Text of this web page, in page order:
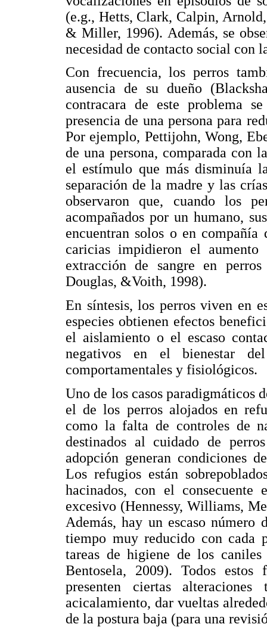
(e.g., Hetts, Clark, Calpin,
& Miller, 1996). Además, se
necesidad de contacto social con
Con frecuencia, los perros
ausencia de su dueño
contracara de este problema
presencia de una persona para
Por ejemplo, Pettijohn, Wong,
de una persona, comparada con
el estímulo que más disminuía
separación de la madre y las
observaron que, cuando los
acompañados por un humano,
encuentran solos o en
caricias impidieron el
extracción de sangre en
Douglas, &Voith, 1998).
En síntesis, los perros viven en
especies obtienen efectos
el aislamiento o el escaso
negativos en el bienestar
comportamentales y fisiológicos.
Uno de los casos paradigmáticos
el de los perros alojados en
como la falta de controles de
destinados al cuidado de
adopción generan condiciones
Los refugios están
hacinados, con el
excesivo (Hennessy, Williams,
Además, hay un escaso número
tiempo muy reducido con cada
tareas de higiene de los
Bentosela, 2009). Todos
presenten ciertas
acicalamiento, dar vueltas
de la postura baja (para una